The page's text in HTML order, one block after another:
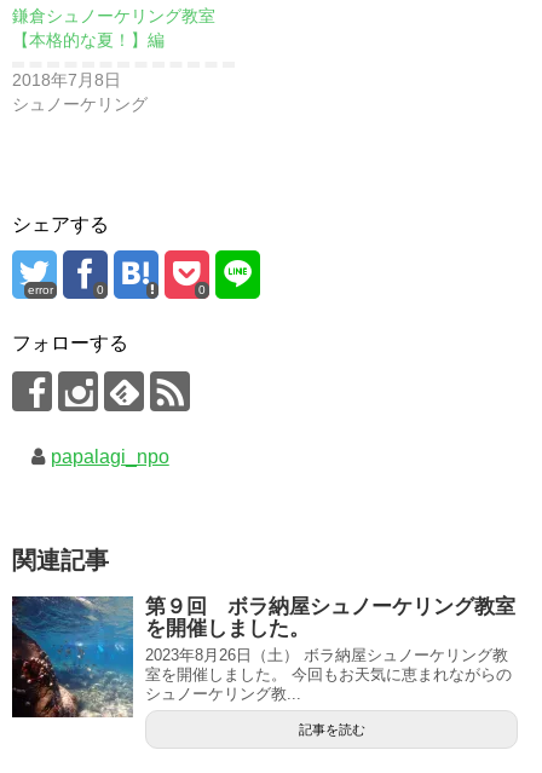
鎌倉シュノーケリング教室
【本格的な夏！】編
2018年7月8日
シュノーケリング
シェアする
error 0 0
フォローする
papalagi_npo
関連記事
第９回 ボラ納屋シュノーケリング教室
を開催しました。
2023年8月26日（土） ボラ納屋シュノーケリング教
室を開催しました。 今回もお天気に恵まれながらの
シュノーケリング教...
記事を読む